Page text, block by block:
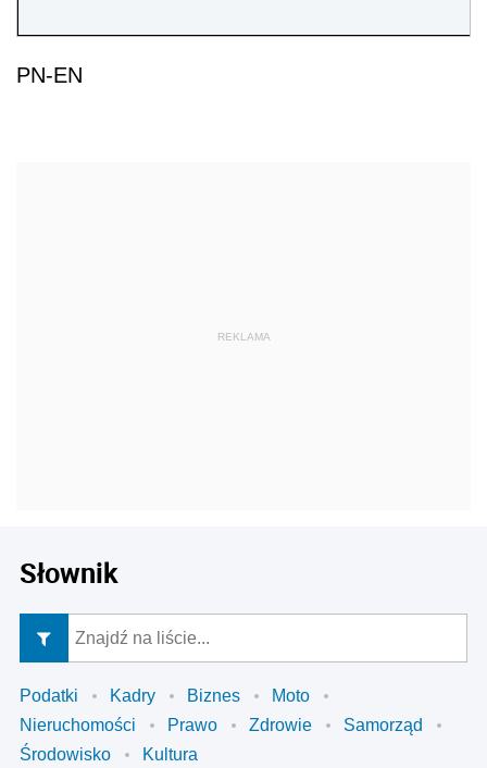
PN-EN
Słownik
Podatki Kadry Biznes
Moto
Nieruchomości
Prawo Zdrowie
Samorząd
Środowisko
Kultura